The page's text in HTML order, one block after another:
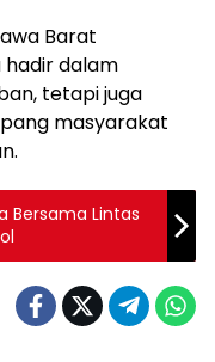
Barat
dalam
tetapi juga
masyarakat
Bersama Lintas